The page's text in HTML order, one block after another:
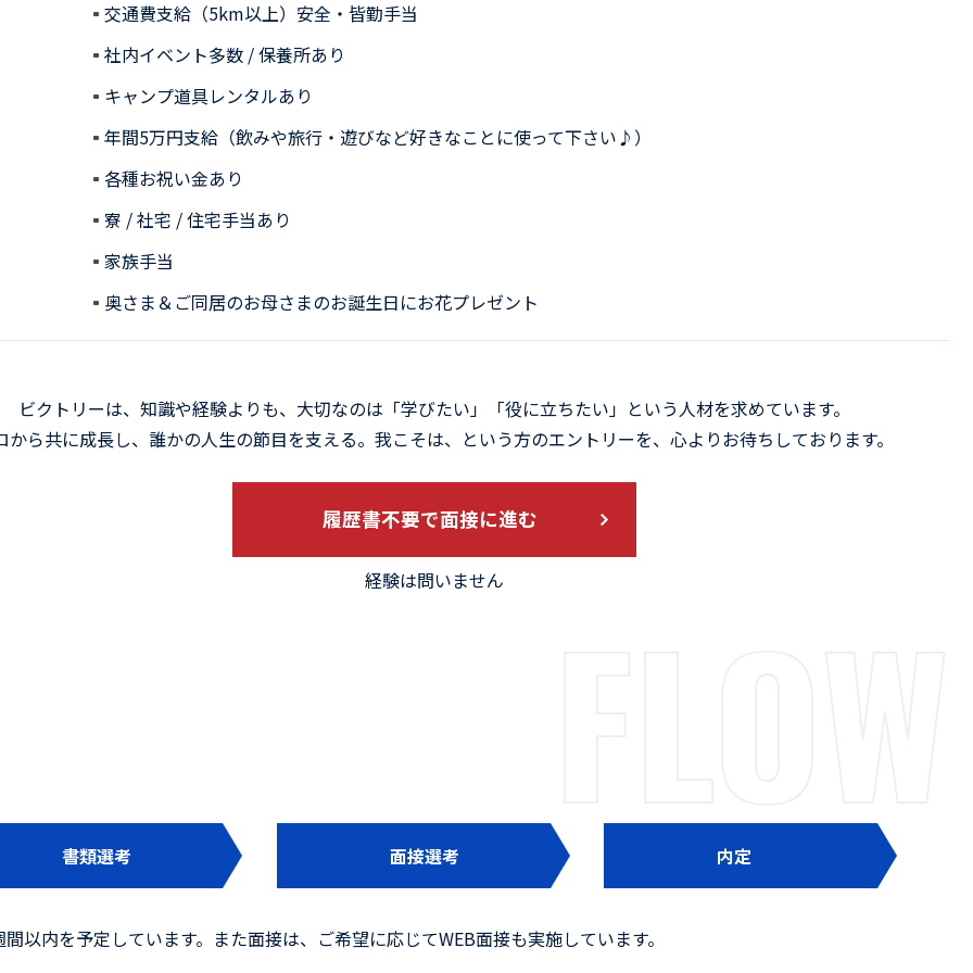
交通費支給（5km以上）安全・皆勤手当
社内イベント多数 / 保養所あり
キャンプ道具レンタルあり
年間5万円支給（飲みや旅行・遊びなど好きなことに使って下さい♪）
各種お祝い金あり
寮 / 社宅 / 住宅手当あり
家族手当
奥さま＆ご同居のお母さまのお誕生日にお花プレゼント
ビクトリーは、知識や経験よりも、大切なのは「学びたい」「役に立ちたい」という人材を求めています。
から共に成長し、誰かの人生の節目を支える。我こそは、という方のエントリーを、心よりお待ちしております。
履歴書不要で面接に進む
経験は問いません
書類選考 面接選考 内定
以内を予定しています。また面接は、ご希望に応じてWEB面接も実施しています。